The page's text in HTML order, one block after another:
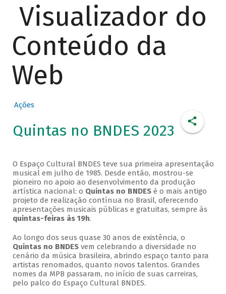
Visualizador do
Conteúdo da
Web
Ações
Quintas no BNDES 2023
O Espaço Cultural BNDES teve sua primeira apresentação
musical em julho de 1985. Desde então, mostrou-se
pioneiro no apoio ao desenvolvimento da produção
artística nacional: o Quintas no BNDESé o mais antigo
projeto de realização contínua no Brasil, oferecendo
apresentações musicais públicas e gratuitas, sempre às
quintas-feiras às 19h.
Ao longo dos seus quase 30 anos de existência, o
Quintas no BNDESvem celebrando a diversidade no
cenário da música brasileira, abrindo espaço tanto para
artistas renomados, quanto novos talentos. Grandes
nomes da MPB passaram, no início de suas carreiras,
pelo palco do Espaço Cultural BNDES.